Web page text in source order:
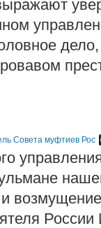
Совета муфтиев Рос